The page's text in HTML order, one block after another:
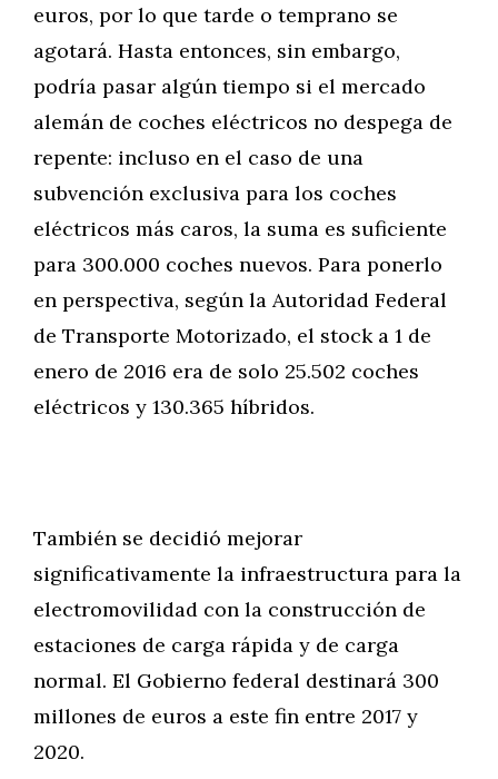
euros, por lo que tarde o temprano se
agotará. Hasta entonces, sin embargo,
podría pasar algún tiempo si el mercado
alemán de coches eléctricos no despega de
repente: incluso en el caso de una
subvención exclusiva para los coches
eléctricos más caros, la suma es suficiente
para 300.000 coches nuevos. Para ponerlo
en perspectiva, según la Autoridad Federal
de Transporte Motorizado, el stock a 1 de
enero de 2016 era de solo 25.502 coches
eléctricos y 130.365 híbridos.
También se decidió mejorar
significativamente la infraestructura para la
electromovilidad con la construcción de
estaciones de carga rápida y de carga
normal. El Gobierno federal destinará 300
millones de euros a este fin entre 2017 y
2020.